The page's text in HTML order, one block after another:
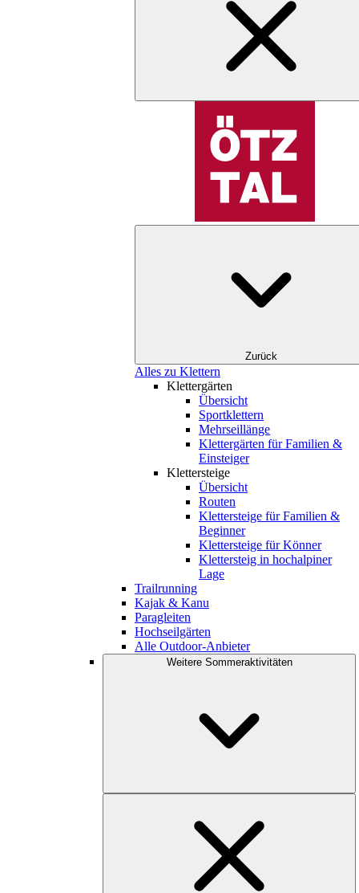
Zurück
Alles zu Klettern
Klettergärten
Übersicht
Sportklettern
Mehrseillänge
Klettergärten für Familien &
Einsteiger
Klettersteige
Übersicht
Routen
Klettersteige für Familien &
Beginner
Klettersteige für Könner
Klettersteig in hochalpiner
Lage
Trailrunning
Kajak & Kanu
Paragleiten
Hochseilgärten
Alle Outdoor-Anbieter
Weitere Sommeraktivitäten